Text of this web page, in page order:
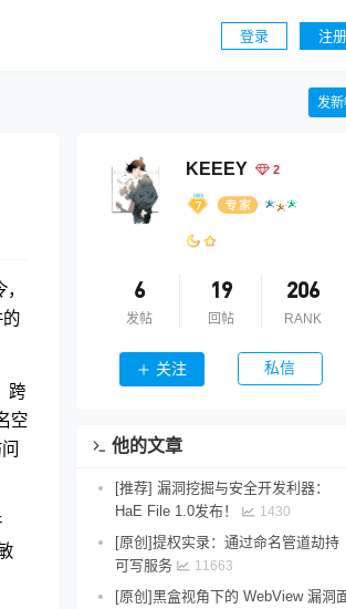
登录 注册
发
的
跨
空
KEEEY 2
6
发帖
19
回帖
206
RANK
关注 私信
他的文章
[推荐] 漏洞挖掘与安全开发利器：
HaE File 1.0发布！
1430
[原创]提权实录：通过命名管道劫持
可写服务
11663
[原创]黑盒视角下的 WebView 漏洞